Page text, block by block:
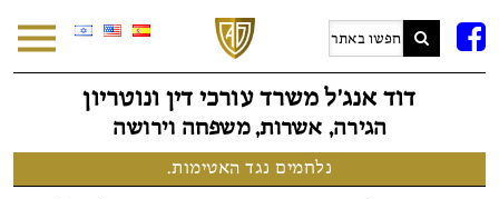
דוד אנג׳ל משרד עורכי דין ונוטריון
הגירה, אשרות, משפחה וירושה
נלחמים נגד האטימות.